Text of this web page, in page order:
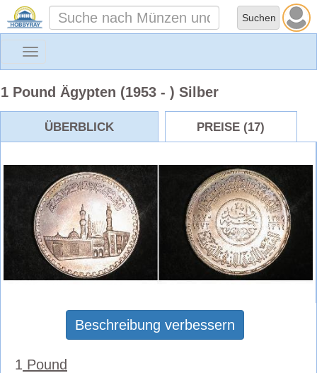
Toggle
1 Pound Ägypten (1953 - ) Silber
ÜBERBLICK PREISE (17)
Beschreibung verbessern
1 Pound